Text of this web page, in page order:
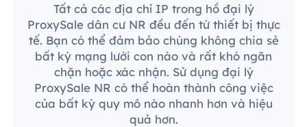
Tất cả các địa chỉ IP trong hồ đại lý
ProxySale dân cư NR đều đến từ thiết bị thực
tế. Bạn có thể đảm bảo chúng không chia sẻ
bất kỳ mạng lưới con nào và rất khó ngăn
chặn hoặc xác nhận. Sử dụng đại lý
ProxySale NR có thể hoàn thành công việc
của bất kỳ quy mô nào nhanh hơn và hiệu
quả hơn.